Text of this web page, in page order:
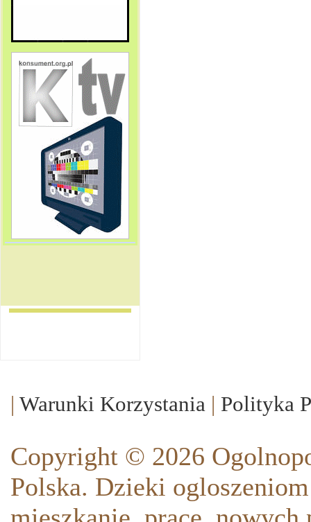
| Warunki Korzystania | Polityka
Copyright © 2026
Polska. Dzieki